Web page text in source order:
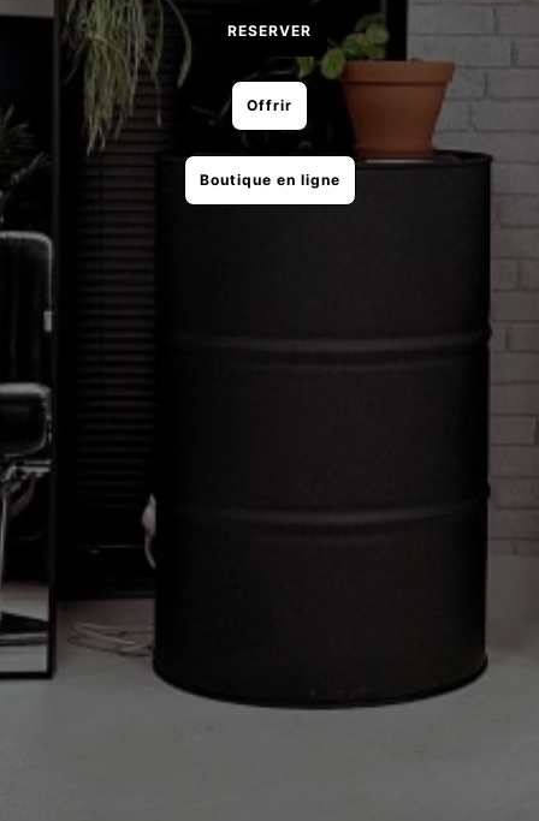
RESERVER
Offrir
Boutique en ligne